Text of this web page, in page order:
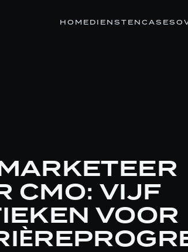
HOME DIENSTEN CASES
CMO: VIJF
VOOR